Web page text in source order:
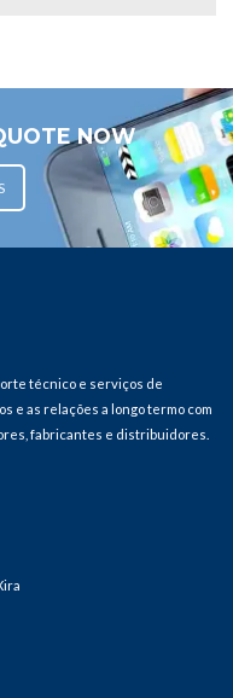
NOW
técnico e serviços de
e as relações a longo termo com
fabricantes e distribuidores.